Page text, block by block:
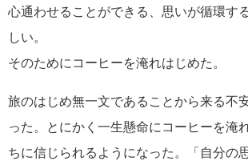
心通わせることができる、思いが循環す
しい。
そのためにコーヒーを淹れはじめた。
旅のはじめ無一文であることから来る不
った。とにかく一生懸命にコーヒーを淹
ちに信じられるようになった。「自分の